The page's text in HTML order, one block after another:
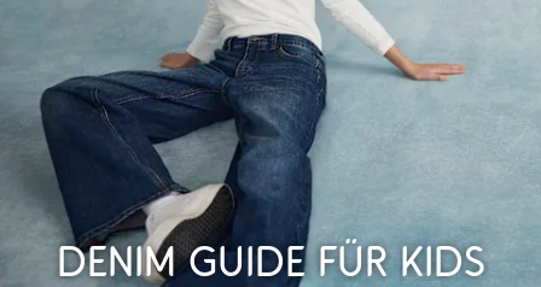
Denim Guide für Kids